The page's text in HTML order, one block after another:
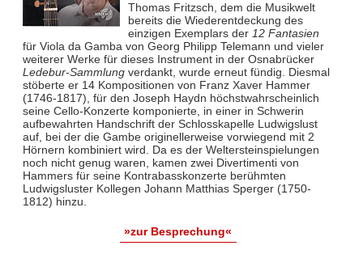
Thomas Fritzsch, dem die Musikwelt
bereits die Wiederentdeckung des
einzigen Exemplars der 12 Fantasien
für Viola da Gamba von Georg Philipp Telemann und vieler
weiterer Werke für dieses Instrument in der Osnabrücker
Ledebur-Sammlungverdankt, wurde erneut fündig. Diesmal
stöberte er 14 Kompositionen von Franz Xaver Hammer
(1746-1817), für den Joseph Haydn höchstwahrscheinlich
seine Cello-Konzerte komponierte, in einer in Schwerin
aufbewahrten Handschrift der Schlosskapelle Ludwigslust
auf, bei der die Gambe originellerweise vorwiegend mit 2
Hörnern kombiniert wird. Da es der Weltersteinspielungen
noch nicht genug waren, kamen zwei Divertimenti von
Hammers für seine Kontrabasskonzerte berühmten
Ludwigsluster Kollegen Johann Matthias Sperger (1750-
1812) hinzu.
»zur Besprechung«